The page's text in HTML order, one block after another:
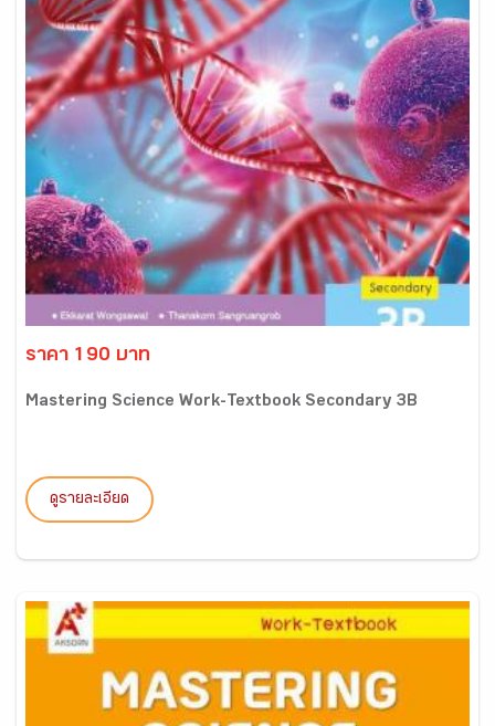
ราคา 190 บาท
Mastering Science Work-Textbook Secondary 3B
ดูรายละเอียด